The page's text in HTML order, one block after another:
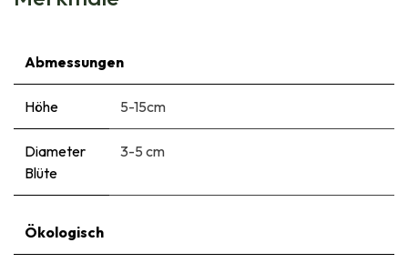
Abmessungen
Höhe 5-15cm
Diameter
Blüte
3-5 cm
Ökologisch